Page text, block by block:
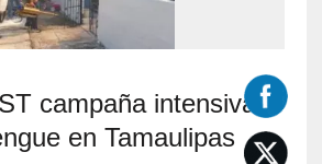
campaña intensiva
en Tamaulipas